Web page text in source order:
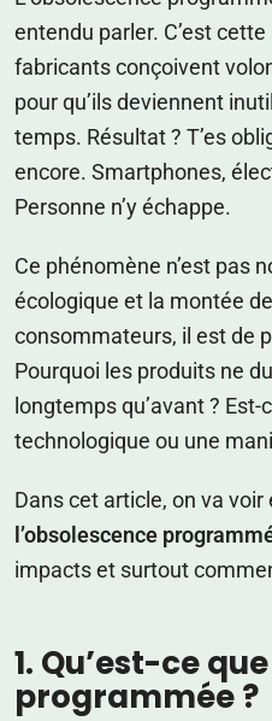
entendu parler. C’est
fabricants conçoivent
pour qu’ils deviennent
temps. Résultat ? T’es
encore. Smartphones,
Personne n’y échappe.
Ce phénomène n’est pas
écologique et la montée
consommateurs, il est de
Pourquoi les produits ne
longtemps qu’avant ?
technologique ou une
Dans cet article, on va voir
l’obsolescence
impacts et surtout
1. Qu’est-ce
programmée ?